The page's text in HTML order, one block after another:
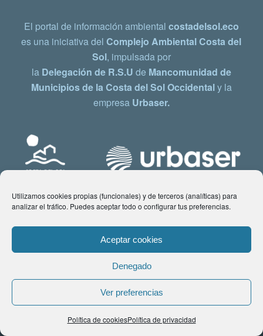
Utilizamos cookies propias (funcionales) y de terceros (analíticas) para
analizar el tráfico. Puedes aceptar todo o configurar tus preferencias.
Aceptar cookies
Denegado
Ver preferencias
Política de cookiesPolítica de privacidad
El portal de información ambiental costadelsol.eco
es una iniciativa delComplejo Ambiental Costa del
Sol, impulsada por
la Delegación de R.S.U de Mancomunidad de
Municipios de la Costa del Sol Occidentaly la
empresa Urbaser.
© Copyright 2021 www.costadelsol.eco. Todos los derechos reservados |
Aviso legal|Política de privacidad|Política de Cookies| Contacto:
comunicacion@costadelsol.eco